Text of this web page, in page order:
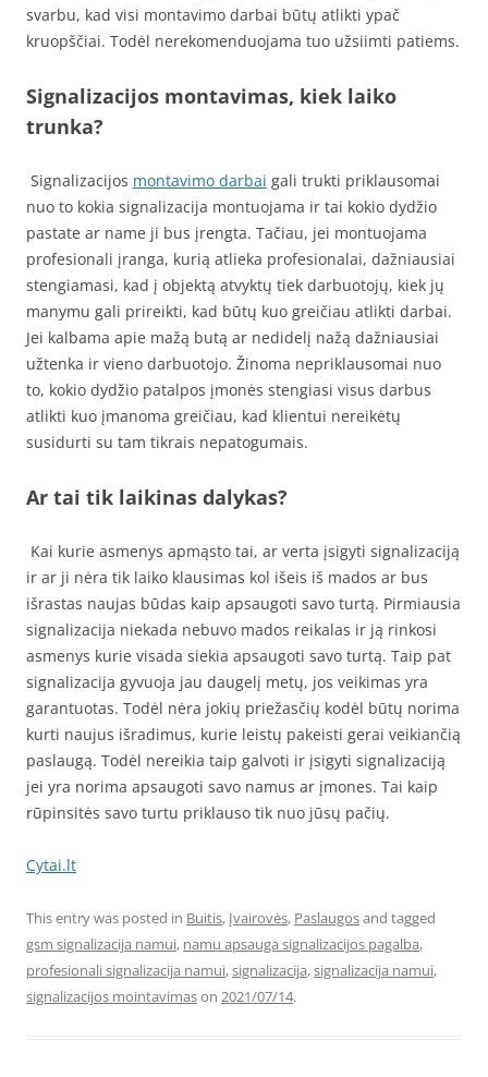
svarbu, kad visi montavimo darbai būtų atlikti ypač
kruopščiai. Todėl nerekomenduojama tuo užsiimti patiems.
Signalizacijos montavimas, kiek laiko
trunka?
Signalizacijos montavimo darbai gali trukti priklausomai
nuo to kokia signalizacija montuojama ir tai kokio dydžio
pastate ar name ji bus įrengta. Tačiau, jei montuojama
profesionali įranga, kurią atlieka profesionalai, dažniausiai
stengiamasi, kad į objektą atvyktų tiek darbuotojų, kiek jų
manymu gali prireikti, kad būtų kuo greičiau atlikti darbai.
Jei kalbama apie mažą butą ar nedidelį nažą dažniausiai
užtenka ir vieno darbuotojo. Žinoma nepriklausomai nuo
to, kokio dydžio patalpos įmonės stengiasi visus darbus
atlikti kuo įmanoma greičiau, kad klientui nereikėtų
susidurti su tam tikrais nepatogumais.
Ar tai tik laikinas dalykas?
Kai kurie asmenys apmąsto tai, ar verta įsigyti signalizaciją
ir ar ji nėra tik laiko klausimas kol išeis iš mados ar bus
išrastas naujas būdas kaip apsaugoti savo turtą. Pirmiausia
signalizacija niekada nebuvo mados reikalas ir ją rinkosi
asmenys kurie visada siekia apsaugoti savo turtą. Taip pat
signalizacija gyvuoja jau daugelį metų, jos veikimas yra
garantuotas. Todėl nėra jokių priežasčių kodėl būtų norima
kurti naujus išradimus, kurie leistų pakeisti gerai veikiančią
paslaugą. Todėl nereikia taip galvoti ir įsigyti signalizaciją
jei yra norima apsaugoti savo namus ar įmones. Tai kaip
rūpinsitės savo turtu priklauso tik nuo jūsų pačių.
Cytai.lt
This entry was posted in Buitis, Įvairovės, Paslaugosand tagged
gsm signalizacija namui, namu apsauga signalizacijos pagalba,
profesionali signalizacija namui,signalizacija,signalizacija namui,
signalizacijos mointavimason 2021/07/14.